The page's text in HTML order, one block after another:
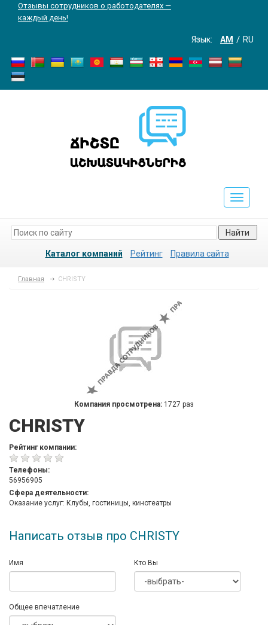
Отзывы сотрудников о работодателях —
каждый день!
Язык: AM RU
Toggle
Найти
Каталог компаний Рейтинг Правила сайта
Главная CHRISTY
Компания просмотрена: 1727 раз
CHRISTY
Рейтинг компании:
Телефоны:
56956905
Сфера деятельности:
Оказание услуг: Клубы, гостиницы, кинотеатры
Написать отзыв про CHRISTY
Имя Кто Вы
Общее впечатление